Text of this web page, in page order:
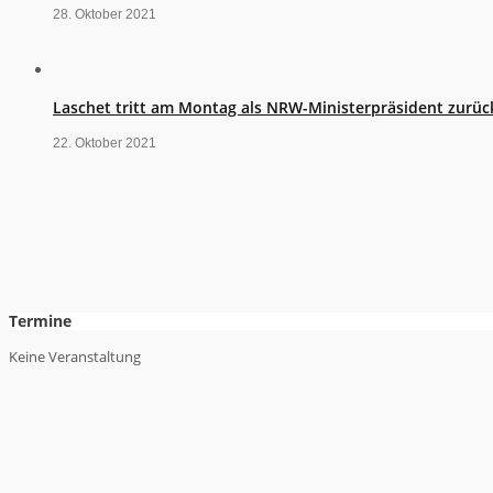
28. Oktober 2021
Laschet tritt am Montag als NRW-Ministerpräsident
22. Oktober 2021
Termine
Keine Veranstaltung